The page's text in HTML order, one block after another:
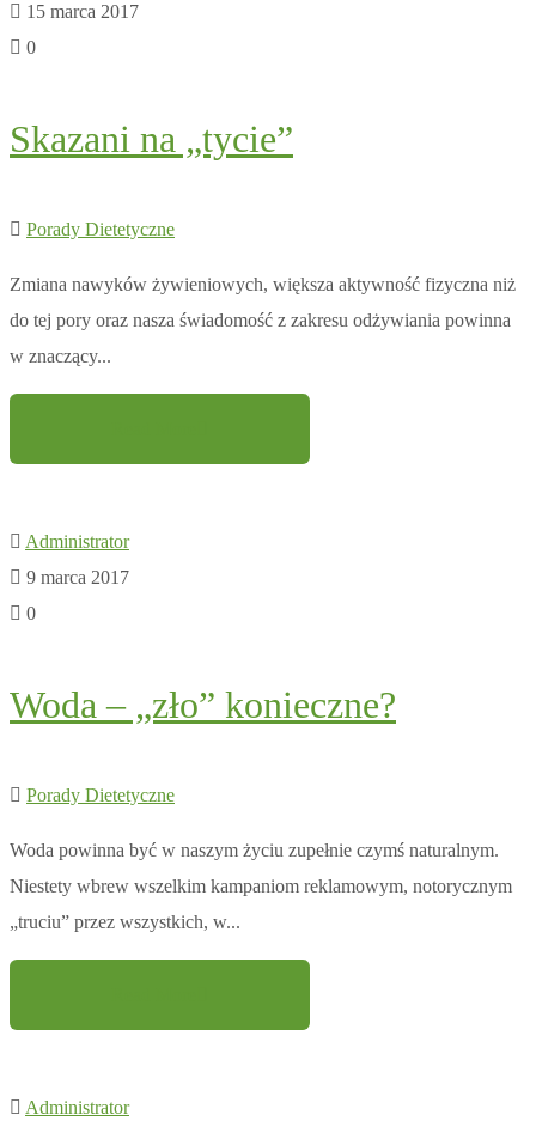
15 marca 2017
0
Skazani na „tycie”
Porady Dietetyczne
Zmiana nawyków żywieniowych, większa aktywność fizyczna niż
do tej pory oraz nasza świadomość z zakresu odżywiania powinna
w znaczący...
Administrator
9 marca 2017
0
Woda – „zło” konieczne?
Porady Dietetyczne
Woda powinna być w naszym życiu zupełnie czymś naturalnym.
Niestety wbrew wszelkim kampaniom reklamowym, notorycznym
„truciu” przez wszystkich, w...
Administrator